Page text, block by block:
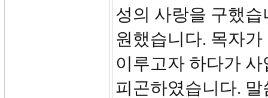
성의 사랑을 구했
원했습니다. 목자
이루고자 하다가
피곤하였습니다.